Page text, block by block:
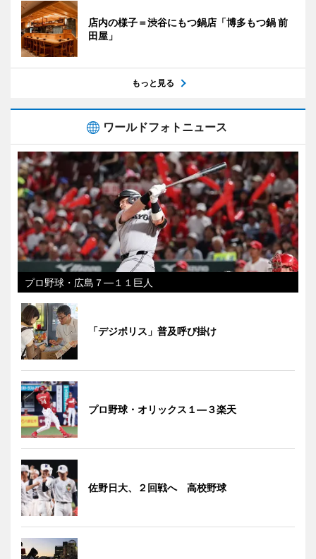
店内の様子＝渋谷にもつ鍋店「博多もつ鍋 前
田屋」
もっと見る
ワールドフォトニュース
プロ野球・広島７―１１巨人
「デジポリス」普及呼び掛け
プロ野球・オリックス１―３楽天
佐野日大、２回戦へ 高校野球